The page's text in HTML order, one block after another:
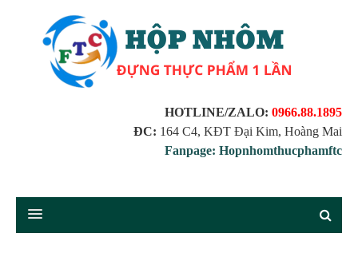
HOTLINE/ZALO: 0966.88.1895
ĐC: 164 C4, KĐT Đại Kim, Hoàng Mai
Fanpage: Hopnhomthucphamftc